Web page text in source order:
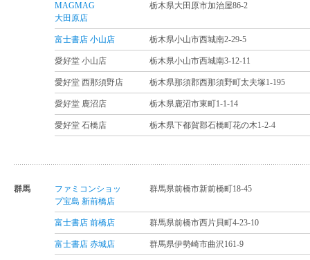
MAGMAG
大田原店
栃木県大田原市加治屋86-2
富士書店 小山店 栃木県小山市西城南2-29-5
愛好堂 小山店 栃木県小山市西城南3-12-11
愛好堂 西那須野店 栃木県那須郡西那須野町太夫塚1-195
愛好堂 鹿沼店 栃木県鹿沼市東町1-1-14
愛好堂 石橋店 栃木県下都賀郡石橋町花の木1-2-4
群馬
ファミコンショッ
プ宝島 新前橋店
群馬県前橋市新前橋町18-45
富士書店 前橋店 群馬県前橋市西片貝町4-23-10
富士書店 赤城店 群馬県伊勢崎市曲沢161-9